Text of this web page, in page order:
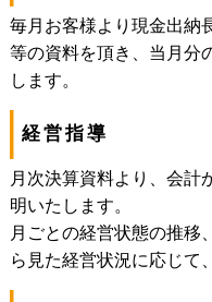
毎月お客様より現金出納
等の資料を頂き、当月分
します。
経営指導
月次決算資料より、会計
明いたします。
月ごとの経営状態の推移
ら見た経営状況に応じて